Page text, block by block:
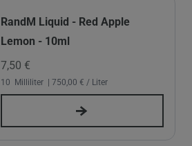
RandM Liquid - Red Apple
Lemon - 10ml
7,50 €
10 Milliliter | 750,00 € / Liter